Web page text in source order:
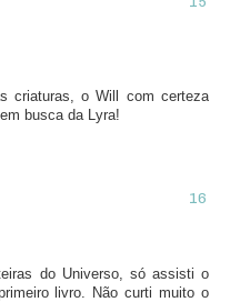
criaturas, o Will com certeza
busca da Lyra!
do Universo, só assisti o
livro. Não curti muito o